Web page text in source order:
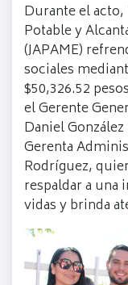
Durante el
Potable y
(JAPAME)
sociales
$50,326.52
el Gerente
Daniel
Gerenta
Rodríguez,
respaldar a
vidas y brinda